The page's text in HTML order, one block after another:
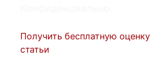
Получить бесплатную оценку
статьи